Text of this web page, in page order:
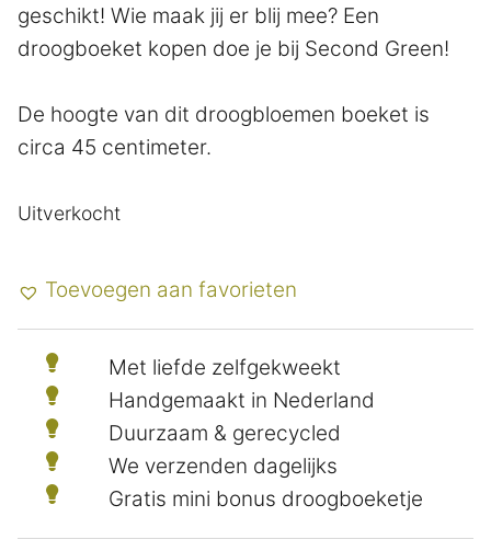
geschikt! Wie maak jij er blij mee? Een
droogboeket kopen doe je bij Second Green!
De hoogte van dit droogbloemen boeket is
circa 45 centimeter.
Uitverkocht
Toevoegen aan favorieten
Met liefde zelfgekweekt
Handgemaakt in Nederland
Duurzaam & gerecycled
We verzenden dagelijks
Gratis mini bonus droogboeketje